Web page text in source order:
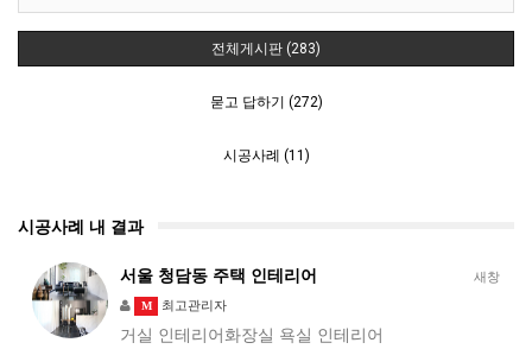
전체게시판 (283)
묻고 답하기 (272)
시공사례 (11)
시공사례 내 결과
새창
서울 청담동 주택 인테리어
M 최고관리자
거실 인테리어화장실 욕실 인테리어